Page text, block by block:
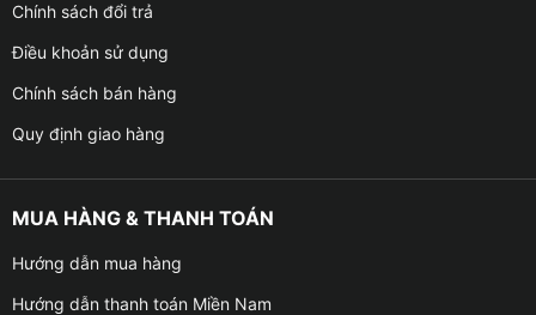
Chính sách đổi trả
Điều khoản sử dụng
Chính sách bán hàng
Quy định giao hàng
MUA HÀNG & THANH TOÁN
Hướng dẫn mua hàng
Hướng dẫn thanh toán Miền Nam